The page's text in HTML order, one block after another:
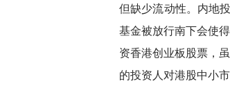
但缺少流动性。内地
基金被放行南下会使
资香港创业板股票，
的投资人对港股中小